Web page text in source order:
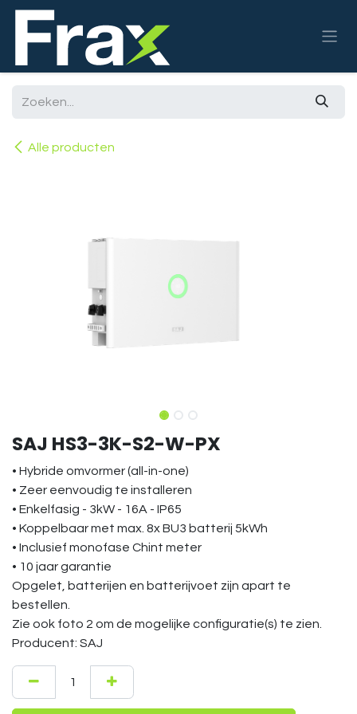
Overslaan naar inhoud
Alle producten
SAJ HS3-3K-S2-W-PX
• Hybride omvormer (all-in-one)
• Zeer eenvoudig te installeren
• Enkelfasig - 3kW - 16A - IP65
• Koppelbaar met max. 8x BU3 batterij 5kWh
• Inclusief monofase Chint meter
• 10 jaar garantie
Opgelet, batterijen en batterijvoet zijn apart te
bestellen.
Zie ook foto 2 om de mogelijke configuratie(s) te zien.
Producent: SAJ